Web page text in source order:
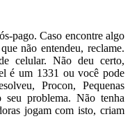
pago. Caso encontre algo
não entendeu, reclame.
celular. Não deu certo,
é um 1331 ou você pode
Procon, Pequenas
seu problema. Não tenha
jogam com isto, criam